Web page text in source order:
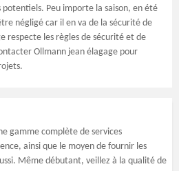
Peu importe la saison, en été
négligé car il en va de la sécurité de
respecte les règles de sécurité et de
Ollmann jean élagage pour
gamme complète de services
ainsi que le moyen de fournir les
Même débutant, veillez à la qualité de